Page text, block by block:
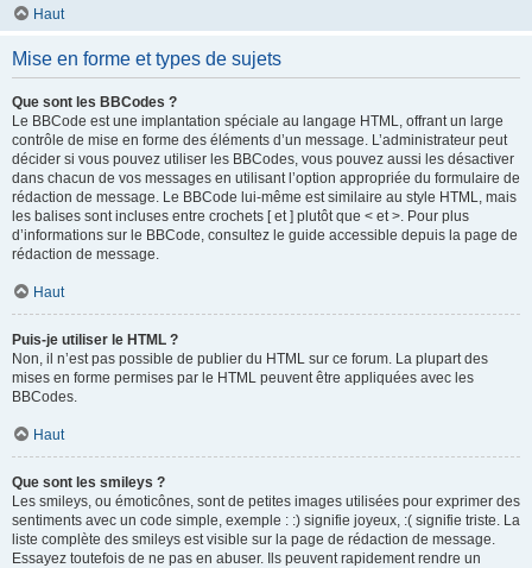
Haut
Mise en forme et types de sujets
Que sont les BBCodes ?
Le BBCode est une implantation spéciale au langage HTML, offrant un large
contrôle de mise en forme des éléments d’un message. L’administrateur peut
décider si vous pouvez utiliser les BBCodes, vous pouvez aussi les désactiver
dans chacun de vos messages en utilisant l’option appropriée du formulaire de
rédaction de message. Le BBCode lui-même est similaire au style HTML, mais
les balises sont incluses entre crochets [ et ] plutôt que < et >. Pour plus
d’informations sur le BBCode, consultez le guide accessible depuis la page de
rédaction de message.
Haut
Puis-je utiliser le HTML ?
Non, il n’est pas possible de publier du HTML sur ce forum. La plupart des
mises en forme permises par le HTML peuvent être appliquées avec les
BBCodes.
Haut
Que sont les smileys ?
Les smileys, ou émoticônes, sont de petites images utilisées pour exprimer des
sentiments avec un code simple, exemple : :) signifie joyeux, :( signifie triste. La
liste complète des smileys est visible sur la page de rédaction de message.
Essayez toutefois de ne pas en abuser. Ils peuvent rapidement rendre un